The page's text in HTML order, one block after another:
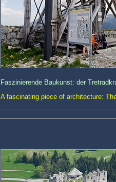
Faszinierende Baukunst: der
A fascinating piece of architecture: